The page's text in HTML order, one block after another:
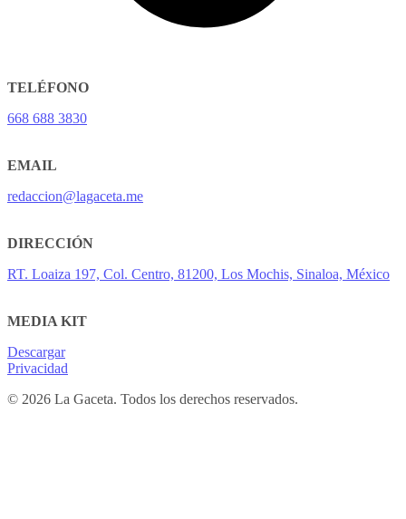
TELÉFONO
668 688 3830
EMAIL
redaccion@lagaceta.me
DIRECCIÓN
RT. Loaiza 197, Col. Centro, 81200, Los Mochis, Sinaloa, México
MEDIA KIT
Descargar
Privacidad
© 2026 La Gaceta. Todos los derechos reservados.